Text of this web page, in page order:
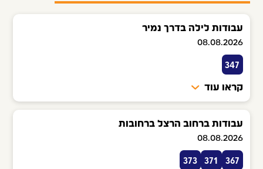
עבודות לילה בדרך נמיר
08.08.2026
347
קראו עוד
עבודות ברחוב הרצל ברחובות
08.08.2026
367
371
373